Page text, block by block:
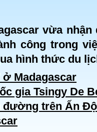
vừa
công trong
hình thức du
Madagascar
gia Tsingy De
đường trên Ấn